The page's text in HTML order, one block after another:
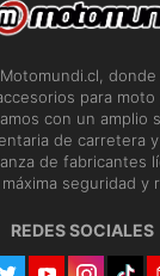
para
con un amplio
de carretera
de fabricantes
seguridad y
REDES SOCIALES